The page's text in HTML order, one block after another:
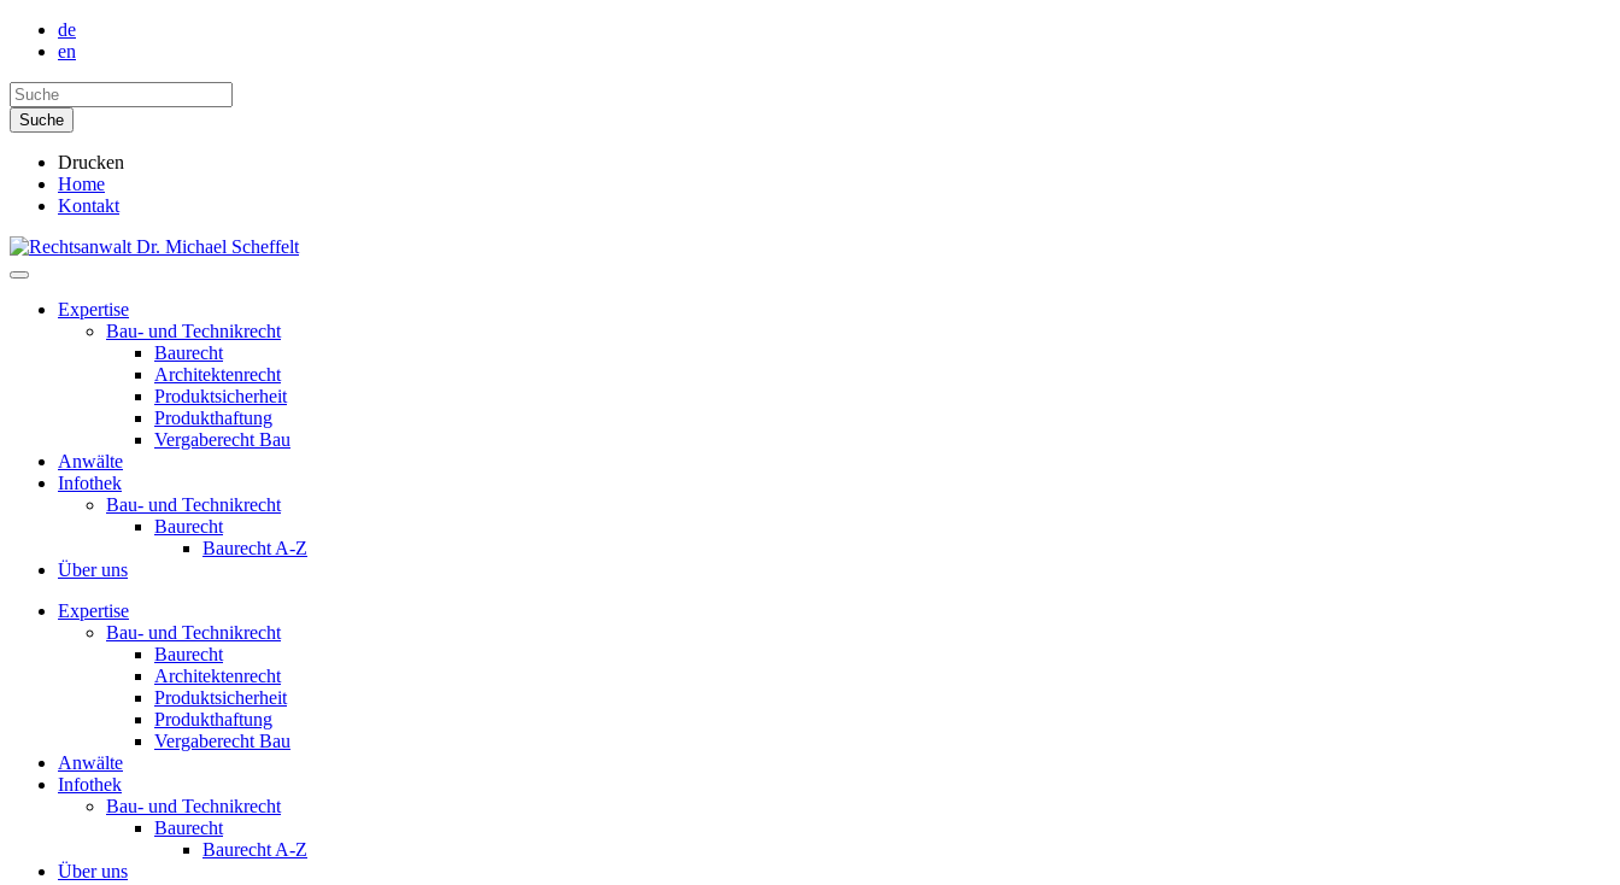
de
en
Drucken
Home
Kontakt
Expertise
Bau- und Technikrecht
Baurecht
Architektenrecht
Produktsicherheit
Produkthaftung
Vergaberecht Bau
Anwälte
Infothek
Bau- und Technikrecht
Baurecht
Baurecht A-Z
Über uns
Expertise
Bau- und Technikrecht
Baurecht
Architektenrecht
Produktsicherheit
Produkthaftung
Vergaberecht Bau
Anwälte
Infothek
Bau- und Technikrecht
Baurecht
Baurecht A-Z
Über uns